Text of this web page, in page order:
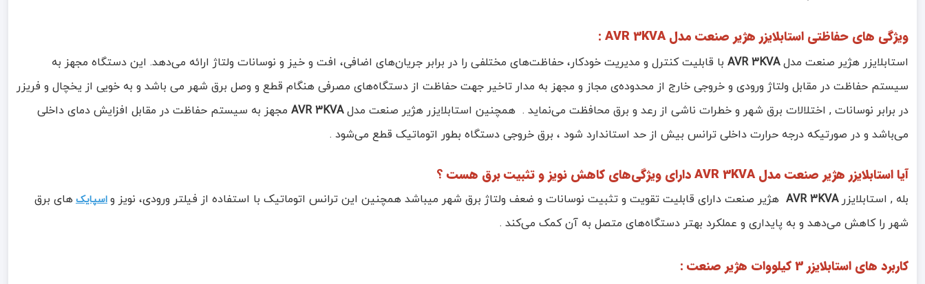
ویژگی های حفاظتی استابلایزر هژیر صنعت مدل AVR 3KVA :
استابلایزر هژیر صنعت مدلAVR 3KVA با قابلیت کنترل و مدیریت خودکار، حفاظت‌های مختلفی را در برابر جریان‌های اضافی، افت و خیز و نوسانات ولتاژ ارائه می‌دهد. این دستگاه مجهز به
سیستم حفاظت در مقابل ولتاژ ورودی و خروجی خارج از محدوده‌ی مجاز و مجهز به مدار تاخیر جهت حفاظت از دستگاه‌های مصرفی هنگام قطع و وصل برق شهر می باشد و به خویی از یخچال و فریزر
در برابر نوسانات , اختلالات برق شهر و خطرات ناشی از رعد و برق ﻣﺤﺎﻓﻈﺖ میﻧﻤﺎﻳﺪ . همچنین استابلایزر هژیر صنعت مدلAVR 3KVA مجهز به سیستم حفاظت در مقابل افزایش دمای داخلی
می‌باشد و در صورتیکه درجه حرارت داخلی ترانس بیش از حد استاندارد شود ، برق خروجی دستگاه بطور اتوماتیک قطع می‌شود .
آیا استابلایزر هژیر صنعت مدل AVR 3KVA دارای ویژگی‌های کاهش نویز و تثبیت برق هست ؟
بله , استابلایزرAVR 3KVA هژیر صنعت دارای قابلیت تقویت و تثبیت نوسانات و ضعف ولتاژ برق شهر میباشد همچنین این ترانس اتوماتیک با استفاده از فیلتر ورودی، نویز و اسپایک‌ های برق
شهر را کاهش می‌دهد و به پایداری و عملکرد بهتر دستگاه‌های متصل به آن کمک می‌کند .
کاربرد های استابلایزر 3 کیلووات هژیر صنعت :